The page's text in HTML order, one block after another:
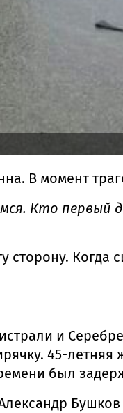
В момент
Кто
сторону. Когда
и
45-летняя
был